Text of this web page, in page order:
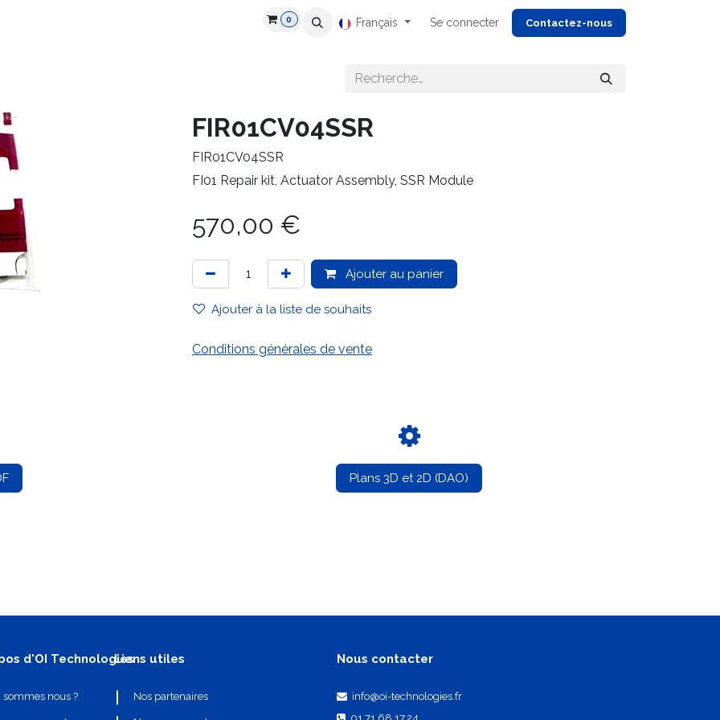
Recrutement Ressources
0 Français Se connecter Contactez-nous
FIR01CV04SSR
FIR01CV04SSR
FI01 Repair kit, Actuator Assembly, SSR Module
570,00 €
Ajouter au panier
Ajouter à la liste de souhaits
Conditions générales de vente
Plans 3D et 2D (DAO)
d'OI Technologies
sommes nous ?
Liens utiles
Nos partenaires
Nous contacter
info@oi-technologies.fr